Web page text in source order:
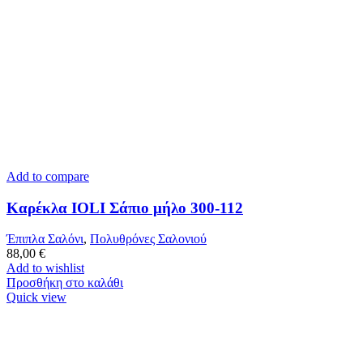
Add to compare
Καρέκλα IOLI Σάπιο μήλο 300-112
Έπιπλα Σαλόνι, Πολυθρόνες Σαλονιού
88,00 €
Add to wishlist
Προσθήκη στο καλάθι
Quick view